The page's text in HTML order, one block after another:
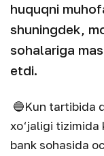
huquqni
shuningdek,
sohalariga
etdi.
🔵Kun tartibida
xo‘jaligi tizimida
bank sohasida